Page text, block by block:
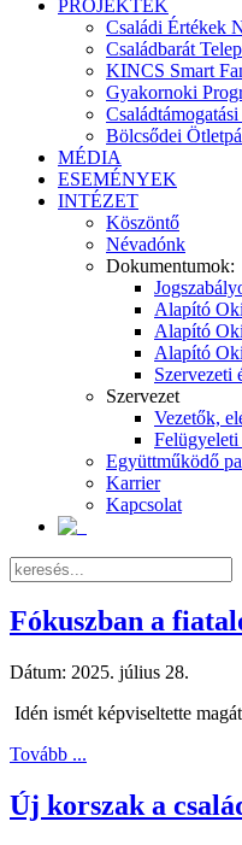
PROJEKTEK
Családi Értékek
Családbarát
KINCS Smart
Gyakornoki
Bölcsődei
MÉDIA
ESEMÉNYEK
INTÉZET
Köszöntő
Névadónk
Dokumentumok:
Alapító
Alapító
Alapító
Szervezeti
Szervezet
Vezetők,
Felügyeleti
Együttműködő
Karrier
Kapcsolat
Fókuszban a
Dátum: 2025. július 28.
Idén ismét képviseltette
Tovább ...
Új korszak a